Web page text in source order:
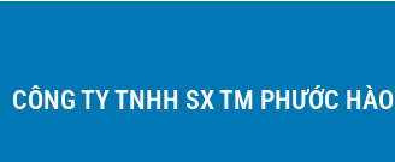
CÔNG TY TNHH SX TM PHƯỚC HÀO